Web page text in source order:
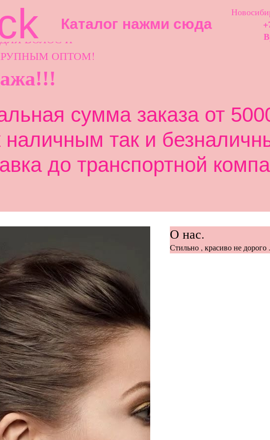
Я ВОЛОС И
ОПТОМ!
сумма заказа от
наличным так и
до транспортной
Каталог нажми сюда +
О нас.
Стильно , красиво не дорого